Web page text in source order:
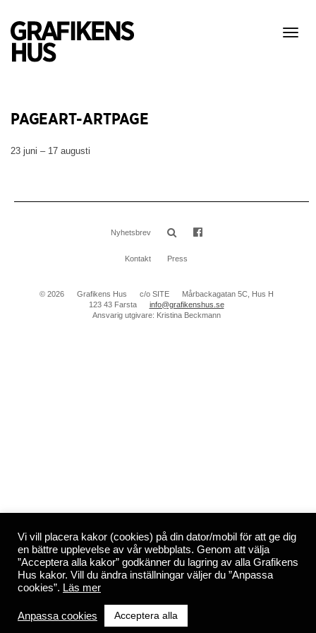
Visa
PAGEART-ARTPAGE
23 juni – 17 augusti
Nyhetsbrev
Kontakt Press
© 2026 Grafikens Hus c/o SITE
Mårbackagatan 5C, Hus H
123 43 Farsta
info@grafikenshus.se
Ansvarig utgivare: Kristina Beckmann
Vi vill placera kakor (cookies) på din dator/mobil för att ge dig
en bättre upplevelse av vår webbplats. Genom att välja
”Acceptera alla kakor” godkänner du lagring av alla Grafikens
Hus kakor. Vill du ändra inställningar väljer du ”Anpassa
cookies”. Läs mer
Anpassa cookies Acceptera alla